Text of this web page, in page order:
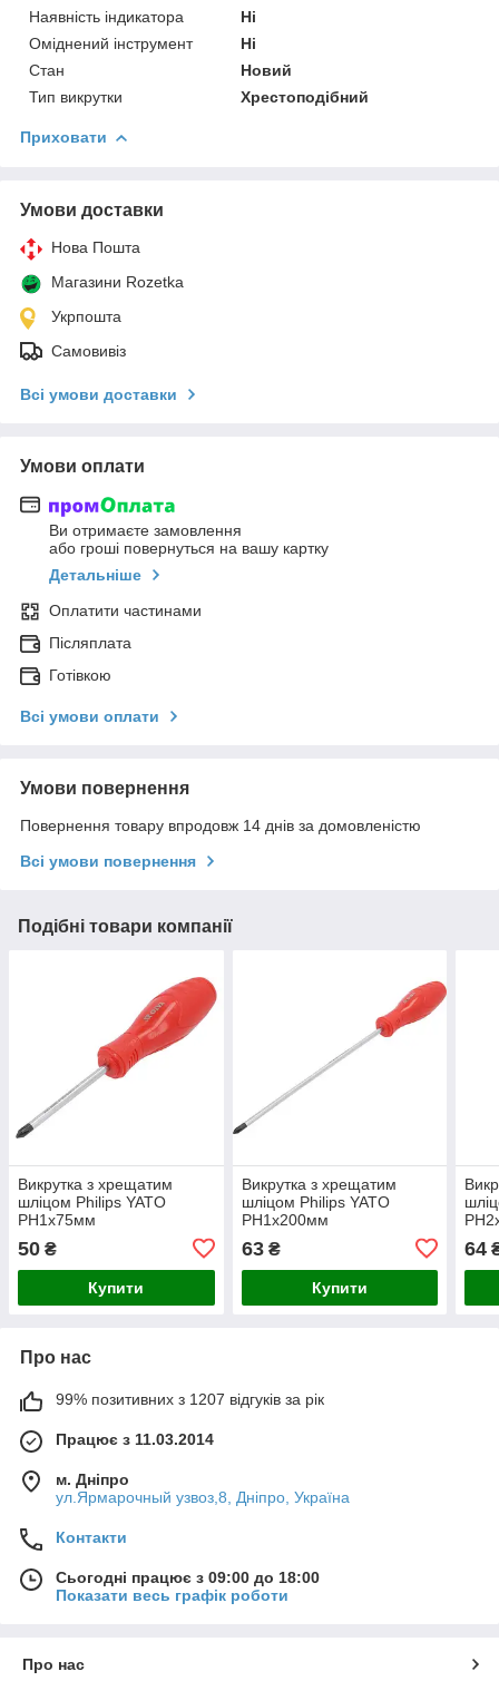
Наявність індикатора
Ні
Оміднений інструмент
Ні
Стан
Новий
Тип викрутки
Хрестоподібний
Приховати
Умови доставки
Нова Пошта
Магазини Rozetka
Укрпошта
Самовивіз
Всі умови доставки
Умови оплати
Ви отримаєте замовлення
або гроші повернуться на вашу картку
Детальніше
Оплатити частинами
Післяплата
Готівкою
Всі умови оплати
Умови повернення
Повернення товару впродовж 14 днів за домовленістю
Всі умови повернення
Подібні товари компанії
Викрутка з хрещатим
шліцом Philips YATO
PH1х75мм
50 ₴
Купити
Викрутка з хрещатим
шліцом Philips YATO
PH1х200мм
63₴
Купити
64
Про нас
99% позитивних з 1207 відгуків за рік
Працює з 11.03.2014
м. Дніпро
ул.Ярмарочный узвоз,8, Дніпро, Україна
Контакти
Сьогодні працює з 09:00 до 18:00
Показати весь графік роботи
Про нас